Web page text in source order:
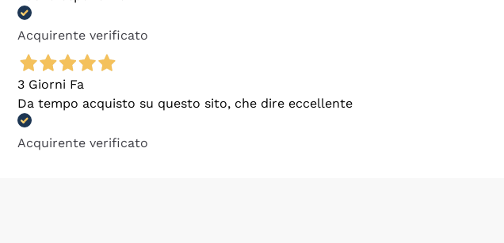
Acquirente verificato
3 Giorni Fa
Da tempo acquisto su questo sito, che dire eccellente
Acquirente verificato